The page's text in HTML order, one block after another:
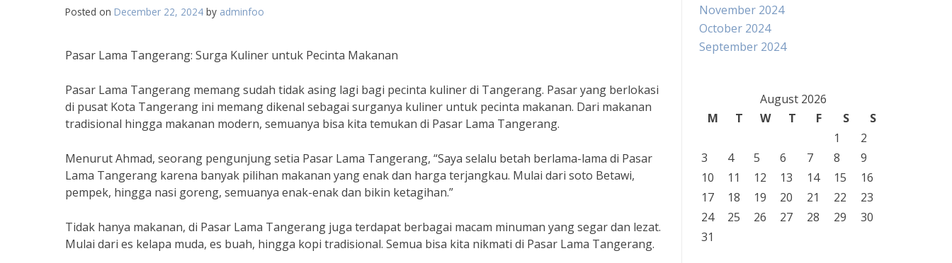
Posted on December 22, 2024 by adminfoo
Pasar Lama Tangerang: Surga Kuliner untuk Pecinta Makanan
Pasar Lama Tangerang memang sudah tidak asing lagi bagi pecinta kuliner di Tangerang. Pasar yang berlokasi
di pusat Kota Tangerang ini memang dikenal sebagai surganya kuliner untuk pecinta makanan. Dari makanan
tradisional hingga makanan modern, semuanya bisa kita temukan di Pasar Lama Tangerang.
Menurut Ahmad, seorang pengunjung setia Pasar Lama Tangerang, “Saya selalu betah berlama-lama di Pasar
Lama Tangerang karena banyak pilihan makanan yang enak dan harga terjangkau. Mulai dari soto Betawi,
pempek, hingga nasi goreng, semuanya enak-enak dan bikin ketagihan.”
Tidak hanya makanan, di Pasar Lama Tangerang juga terdapat berbagai macam minuman yang segar dan lezat.
Mulai dari es kelapa muda, es buah, hingga kopi tradisional. Semua bisa kita nikmati di Pasar Lama Tangerang.
November 2024
October 2024
September 2024
August 2026
M
T W T F S
S
1
2
3
4 5 6 7 8
9
10
11 12 13 14 15
16
17
18 19 20 21 22
23
24
25 26 27 28 29
30
31